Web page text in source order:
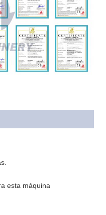
esta máquina